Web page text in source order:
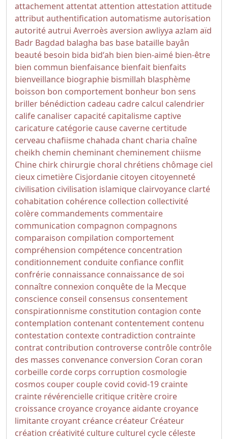
attachementattentatattention attestation attitude
attributauthentification automatismeautorisation
autoritéautrui Averroès aversion awliyya azlam aïd
Badr Bagdad balagha bas base bataille bayân
beauté besoin bida bidʻah bien bien-aimé bien-être
bien commun bienfaisance bienfait bienfaits
bienveillance biographie bismillah blasphème
boisson bon comportement bonheur bon sens
briller bénédiction cadeau cadre calcul calendrier
calife canaliser capacité capitalisme captive
caricature catégorie cause caverne certitude
cerveau chafiisme chahada chant charia chaîne
cheikh chemin cheminant cheminement chiisme
Chine chirk chirurgie choral chrétiens chômage ciel
cieux cimetière Cisjordanie citoyen citoyenneté
civilisation civilisation islamique clairvoyance clarté
cohabitation cohérence collection collectivité
colère commandements commentaire
communication compagnon compagnons
comparaison compilation comportement
compréhension compétence concentration
conditionnement conduite confiance conflit
confrérie connaissance connaissance de soi
connaître connexion conquête de la Mecque
conscience conseil consensus consentement
conspirationnisme constitution contagion conte
contemplation contenant contentement contenu
contestation contexte contradiction contrainte
contrat contribution controverse contrôle contrôle
des masses convenance conversion Coran coran
corbeille corde corps corruption cosmologie
cosmos couper couple covid covid-19 crainte
crainte révérencielle critique critère croire
croissance croyance croyance aidante croyance
limitante croyant créance créateur Créateur
création créativité culture culturel cycle céleste